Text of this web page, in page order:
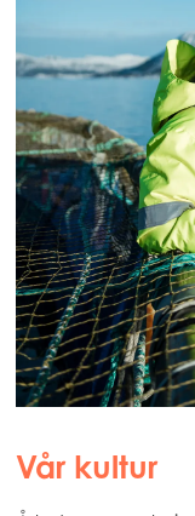
Mowi China
Mowi Japan
Mowi Korea
Mowi Taiwan
Europe
Mowi Belgium
Mowi Czechia
Vår kultur